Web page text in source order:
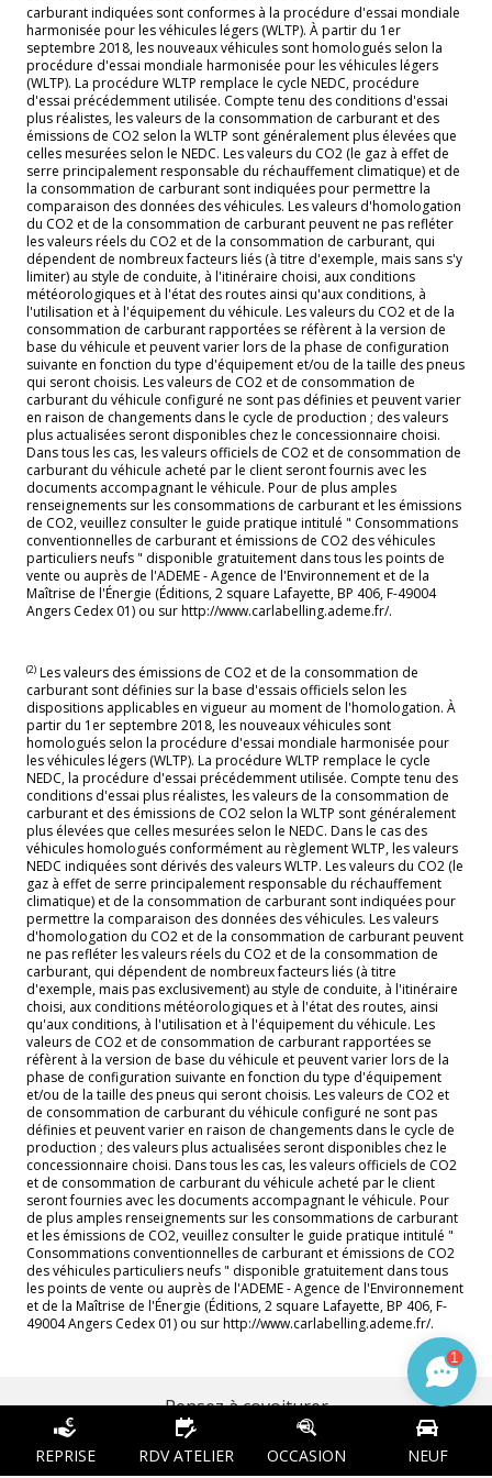
carburant indiquées sont conformes à la procédure d'essai mondiale
harmonisée pour les véhicules légers (WLTP). À partir du 1er
septembre 2018, les nouveaux véhicules sont homologués selon la
procédure d'essai mondiale harmonisée pour les véhicules légers
(WLTP). La procédure WLTP remplace le cycle NEDC, procédure
d'essai précédemment utilisée. Compte tenu des conditions d'essai
plus réalistes, les valeurs de la consommation de carburant et des
émissions de CO2 selon la WLTP sont généralement plus élevées que
celles mesurées selon le NEDC. Les valeurs du CO2 (le gaz à effet de
serre principalement responsable du réchauffement climatique) et de
la consommation de carburant sont indiquées pour permettre la
comparaison des données des véhicules. Les valeurs d'homologation
du CO2 et de la consommation de carburant peuvent ne pas refléter
les valeurs réels du CO2 et de la consommation de carburant, qui
dépendent de nombreux facteurs liés (à titre d'exemple, mais sans s'y
limiter) au style de conduite, à l'itinéraire choisi, aux conditions
météorologiques et à l'état des routes ainsi qu'aux conditions, à
l'utilisation et à l'équipement du véhicule. Les valeurs du CO2 et de la
consommation de carburant rapportées se réfèrent à la version de
base du véhicule et peuvent varier lors de la phase de configuration
suivante en fonction du type d'équipement et/ou de la taille des pneus
qui seront choisis. Les valeurs de CO2 et de consommation de
carburant du véhicule configuré ne sont pas définies et peuvent varier
en raison de changements dans le cycle de production ; des valeurs
plus actualisées seront disponibles chez le concessionnaire choisi.
Dans tous les cas, les valeurs officiels de CO2 et de consommation de
carburant du véhicule acheté par le client seront fournis avec les
documents accompagnant le véhicule. Pour de plus amples
renseignements sur les consommations de carburant et les émissions
de CO2, veuillez consulter le guide pratique intitulé " Consommations
conventionnelles de carburant et émissions de CO2 des véhicules
particuliers neufs " disponible gratuitement dans tous les points de
vente ou auprès de l'ADEME - Agence de l'Environnement et de la
Maîtrise de l'Énergie (Éditions, 2 square Lafayette, BP 406, F-49004
Angers Cedex 01) ou sur http://www.carlabelling.ademe.fr/.
(2) Les valeurs des émissions de CO2 et de la consommation de
carburant sont définies sur la base d'essais officiels selon les
dispositions applicables en vigueur au moment de l'homologation. À
partir du 1er septembre 2018, les nouveaux véhicules sont
homologués selon la procédure d'essai mondiale harmonisée pour
les véhicules légers (WLTP). La procédure WLTP remplace le cycle
NEDC, la procédure d'essai précédemment utilisée. Compte tenu des
conditions d'essai plus réalistes, les valeurs de la consommation de
carburant et des émissions de CO2 selon la WLTP sont généralement
plus élevées que celles mesurées selon le NEDC. Dans le cas des
véhicules homologués conformément au règlement WLTP, les valeurs
NEDC indiquées sont dérivés des valeurs WLTP. Les valeurs du CO2 (le
gaz à effet de serre principalement responsable du réchauffement
climatique) et de la consommation de carburant sont indiquées pour
permettre la comparaison des données des véhicules. Les valeurs
d'homologation du CO2 et de la consommation de carburant peuvent
ne pas refléter les valeurs réels du CO2 et de la consommation de
carburant, qui dépendent de nombreux facteurs liés (à titre
d'exemple, mais pas exclusivement) au style de conduite, à l'itinéraire
choisi, aux conditions météorologiques et à l'état des routes, ainsi
qu'aux conditions, à l'utilisation et à l'équipement du véhicule. Les
valeurs de CO2 et de consommation de carburant rapportées se
réfèrent à la version de base du véhicule et peuvent varier lors de la
phase de configuration suivante en fonction du type d'équipement
et/ou de la taille des pneus qui seront choisis. Les valeurs de CO2 et
de consommation de carburant du véhicule configuré ne sont pas
définies et peuvent varier en raison de changements dans le cycle de
production ; des valeurs plus actualisées seront disponibles chez le
concessionnaire choisi. Dans tous les cas, les valeurs officiels de CO2
et de consommation de carburant du véhicule acheté par le client
seront fournies avec les documents accompagnant le véhicule. Pour
de plus amples renseignements sur les consommations de carburant
et les émissions de CO2, veuillez consulter le guide pratique intitulé "
Consommations conventionnelles de carburant et émissions de CO2
des véhicules particuliers neufs " disponible gratuitement dans tous
les points de vente ou auprès de l'ADEME - Agence de l'Environnement
et de la Maîtrise de l'Énergie (Éditions, 2 square Lafayette, BP 406, F-
49004 Angers Cedex 01) ou sur http://www.carlabelling.ademe.fr/.
Pensez à covoiturer
#SeDéplacerMoinsPolluer
REPRISE RDV ATELIER OCCASION NEUF
1